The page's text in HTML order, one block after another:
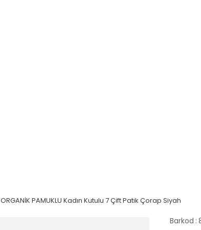
ORGANİK PAMUKLU Kadın Kutulu 7 Çift Patik Çorap Siyah
Barkod :